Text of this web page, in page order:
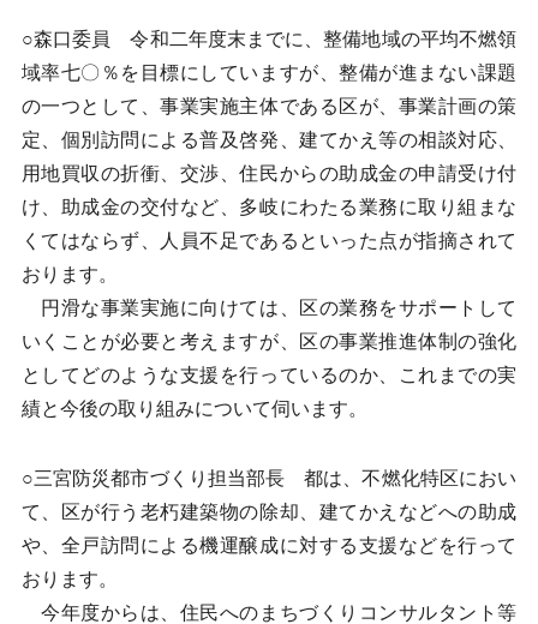
○森口委員 令和二年度末までに、整備地域の平均不燃領
域率七〇％を目標にしていますが、整備が進まない課題
の一つとして、事業実施主体である区が、事業計画の策
定、個別訪問による普及啓発、建てかえ等の相談対応、
用地買収の折衝、交渉、住民からの助成金の申請受け付
け、助成金の交付など、多岐にわたる業務に取り組まな
くてはならず、人員不足であるといった点が指摘されて
おります。
円滑な事業実施に向けては、区の業務をサポートして
いくことが必要と考えますが、区の事業推進体制の強化
としてどのような支援を行っているのか、これまでの実
績と今後の取り組みについて伺います。
○三宮防災都市づくり担当部長 都は、不燃化特区におい
て、区が行う老朽建築物の除却、建てかえなどへの助成
や、全戸訪問による機運醸成に対する支援などを行って
おります。
今年度からは、住民へのまちづくりコンサルタント等